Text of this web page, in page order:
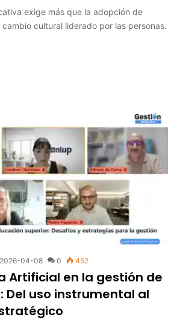
exige más que la adopción de
cultural liderado por las personas.
2026-04-08 0 452
Artificial en la gestión de
Del uso instrumental al